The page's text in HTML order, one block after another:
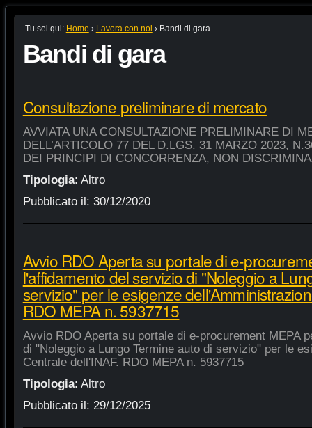
Tu sei qui: Home › Lavora con noi › Bandi di gara
Bandi di gara
Consultazione preliminare di mercato
AVVIATA UNA CONSULTAZIONE PRELIMINARE DI
DELL’ARTICOLO 77 DEL D.LGS. 31 MARZO 2023,
DEI PRINCIPI DI CONCORRENZA, NON
Tipologia: Altro
Pubblicato il: 30/12/2020
Avvio RDO Aperta su portale di e-
l'affidamento del servizio di "Noleggio a
servizio" per le esigenze
RDO MEPA n. 5937715
Avvio RDO Aperta su portale di e-procurement MEPA
di "Noleggio a Lungo Termine auto di servizio" per le
Centrale dell'INAF. RDO MEPA n. 5937715
Tipologia: Altro
Pubblicato il: 29/12/2025